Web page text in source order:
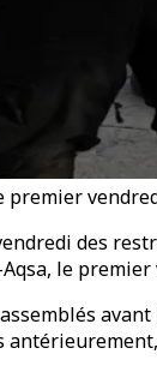
des
le premier